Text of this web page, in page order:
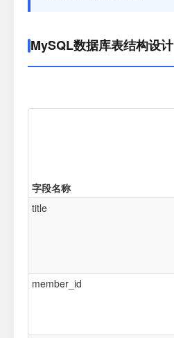
MySQL数据库表结构设计
字段名称
title
member_id